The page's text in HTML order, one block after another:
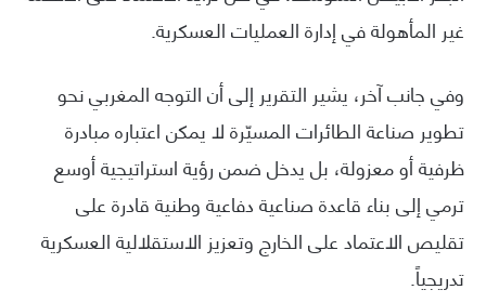
غير المأهولة في إدارة العمليات العسكرية.
وفي جانب آخر، يشير التقرير إلى أن التوجه المغربي نحو
تطوير صناعة الطائرات المسيّرة لا يمكن اعتباره مبادرة
ظرفية أو معزولة، بل يدخل ضمن رؤية استراتيجية أوسع
ترمي إلى بناء قاعدة صناعية دفاعية وطنية قادرة على
تقليص الاعتماد على الخارج وتعزيز الاستقلالية العسكرية
تدريجياً.